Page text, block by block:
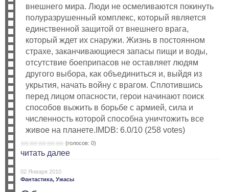
внешнего мира. Люди не осмеливаются покинуть
полуразрушенный комплекс, который является
единственной защитой от внешнего врага,
который ждет их снаружи. Жизнь в постоянном
страхе, заканчивающиеся запасы пищи и воды,
отсутствие боеприпасов не оставляет людям
другого выбора, как объединиться и, выйдя из
укрытия, начать войну с врагом. Сплотившись
перед лицом опасности, герои начинают поиск
способов выжить в борьбе с армией, сила и
численность которой способна уничтожить все
живое на планете.IMDB: 6.0/10 (258 votes)
(голосов: 0)
читать далее
02 Января 2010
Фантастика, Ужасы